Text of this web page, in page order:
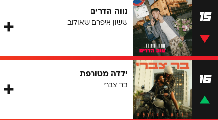
15 נווה הדרים
ששון איפרם שאולוב
16 ילדה מטורפת
בר צברי